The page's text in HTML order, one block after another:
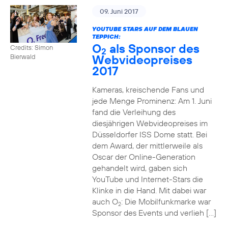
Credits: Simon
Bierwald
09. Juni 2017
YOUTUBE STARS AUF DEM BLAUEN
TEPPICH:
O2 als Sponsor des
Webvideopreises
2017
Kameras, kreischende Fans und
jede Menge Prominenz: Am 1. Juni
fand die Verleihung des
diesjährigen Webvideopreises im
Düsseldorfer ISS Dome statt. Bei
dem Award, der mittlerweile als
Oscar der Online-Generation
gehandelt wird, gaben sich
YouTube und Internet-Stars die
Klinke in die Hand. Mit dabei war
auch O2: Die Mobilfunkmarke war
Sponsor des Events und verlieh […]